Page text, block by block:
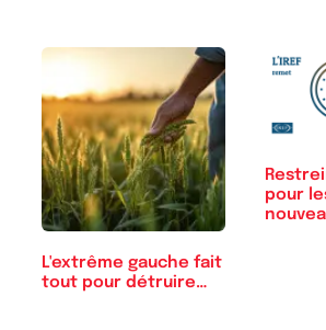
L'extrême gauche fait
tout pour détruire…
pour